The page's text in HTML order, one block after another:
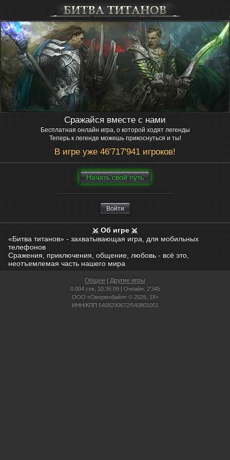
Сражайся вместе с нами
Бесплатная онлайн игра, о которой ходят легенды
Теперь к легенде можешь прикоснуться и ты!
В игре уже 46'717'941 игроков!
Нaчaть свой путь
Войти
Об игре
«Битва титанов» - захватывающая игра, для мобильных
телефонов
Сражения, приключения, общение, любовь - всё это,
неотъемлемая часть нашего мира
Общее Другие игры
0.004 сек, 10:36:09 | Онлайн: 2'345
ООО «Овермобайл» © 2026, 18+
ИНН/КПП 5408290672/540801001